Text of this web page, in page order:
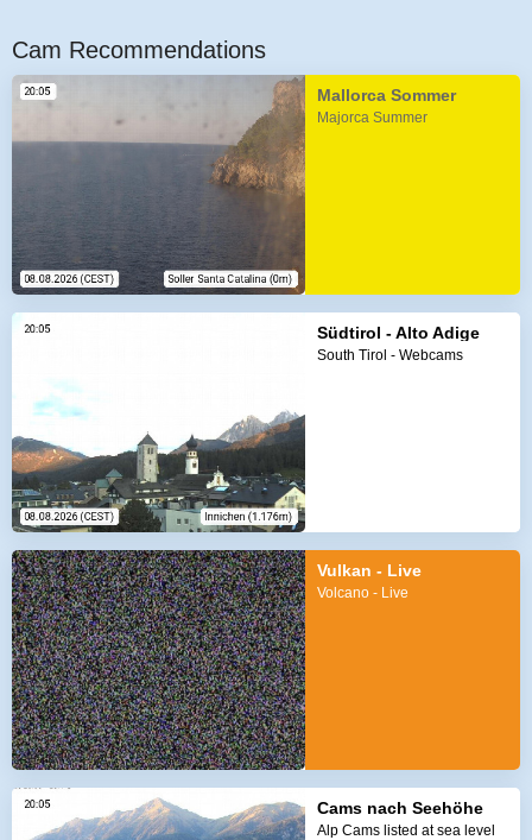
Cam Recommendations
Mallorca Sommer
Majorca Summer
Südtirol - Alto Adige
South Tirol - Webcams
Vulkan - Live
Volcano - Live
Cams nach Seehöhe
Alp Cams listed at sea level